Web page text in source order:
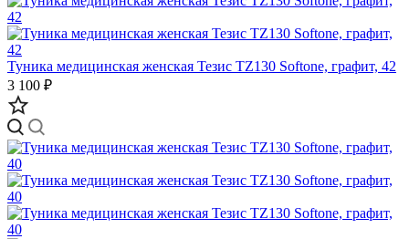
Туника медицинская женская Тезис TZ130 Softone, графит, 42
3 100 ₽